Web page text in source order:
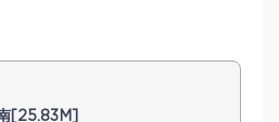
[25.83M]